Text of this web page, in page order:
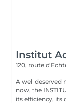
Institut
120, route
A well deserved
now, the
its efficiency, its